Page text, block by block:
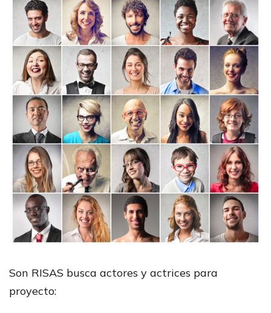
Son RISAS busca actores y actrices para
proyecto: